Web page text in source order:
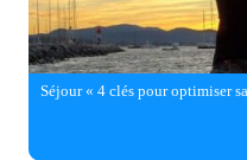
Séjour « 4 clés pour optimiser